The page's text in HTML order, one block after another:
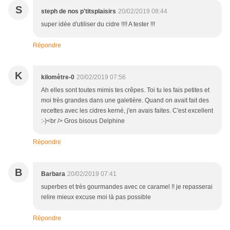
S steph de nos p'titsplaisirs 20/02/2019 08:44
super idée d'utiliser du cidre !!!! A tester !!!
Répondre
K kilomètre-0 20/02/2019 07:56
Ah elles sont toutes mimis tes crêpes. Toi tu les fais petites et
moi très grandes dans une galetière. Quand on avait fait des
recettes avec les cidres kerné, j'en avais faites. C'est excellent
:-)<br /> Gros bisous Delphine
Répondre
B Barbara 20/02/2019 07:41
superbes et très gourmandes avec ce caramel !! je repasserai
relire mieux excuse moi là pas possible
Répondre